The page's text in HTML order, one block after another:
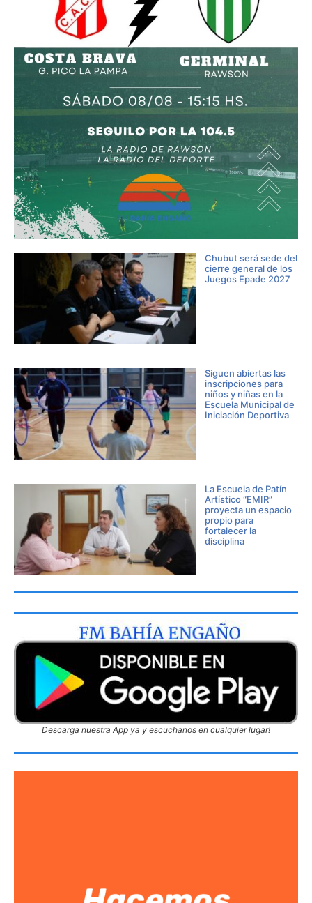
Chubut será sede del
cierre general de los
Juegos Epade 2027
Siguen abiertas las
inscripciones para
niños y niñas en la
Escuela Municipal de
Iniciación Deportiva
La Escuela de Patín
Artístico “EMIR”
proyecta un espacio
propio para
fortalecer la
disciplina
Descarga nuestra App ya y escuchanos en cualquier lugar!